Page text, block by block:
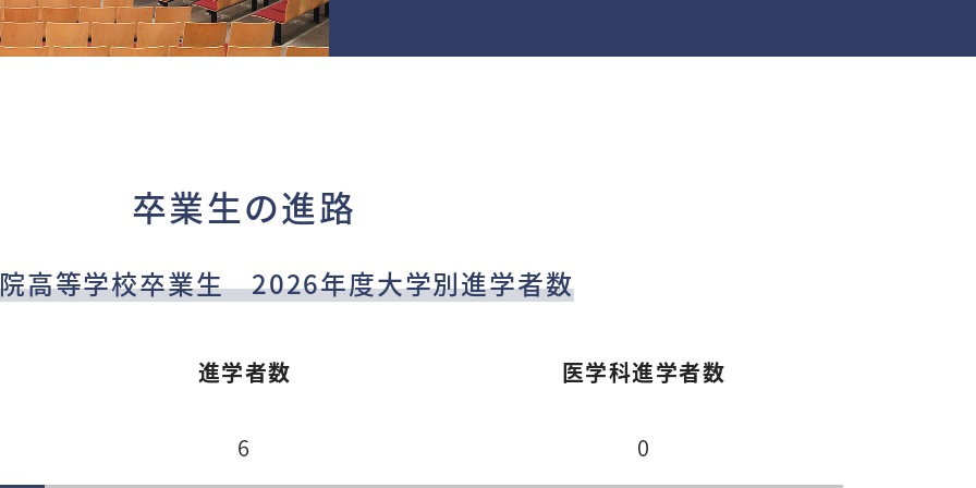
卒業生の進路
高等学校卒業生 2026年度大学別進学者数
進学者数 医学科進学者数
6 0